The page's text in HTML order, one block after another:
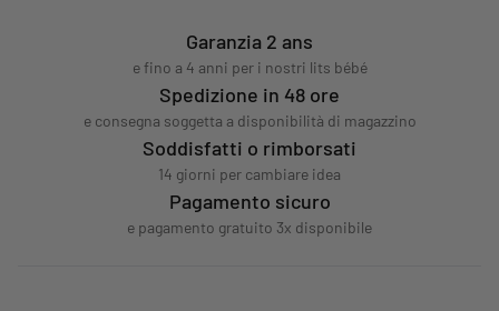
Garanzia 2 ans
e fino a 4 anni per i nostri lits bébé
Spedizione in 48 ore
e consegna soggetta a disponibilità di magazzino
Soddisfatti o rimborsati
14 giorni per cambiare idea
Pagamento sicuro
e pagamento gratuito 3x disponibile